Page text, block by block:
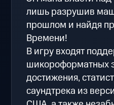
лишь разрушив
прошлом и найдя
Времени!
В игру входят
шикороформатных
достижения,
саундтрека из